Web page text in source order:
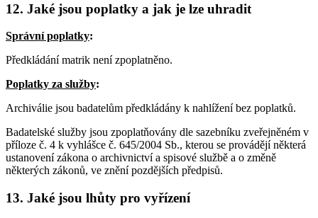
12. Jaké jsou poplatky a jak je lze uhradit
Správní poplatky:
Předkládání matrik není zpoplatněno.
Poplatky za služby:
Archiválie jsou badatelům předkládány k nahlížení bez poplatků.
Badatelské služby jsou zpoplatňovány dle sazebníku zveřejněném v
příloze č. 4 k vyhlášce č. 645/2004 Sb., kterou se provádějí některá
ustanovení zákona o archivnictví a spisové službě a o změně
některých zákonů, ve znění pozdějších předpisů.
13. Jaké jsou lhůty pro vyřízení